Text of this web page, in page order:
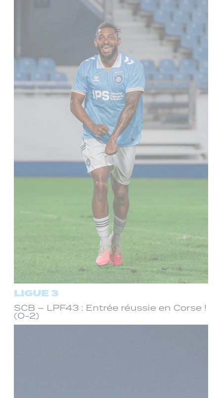
LIGUE 3
SCB – LPF43 : Entrée réussie en Corse !
(0-2)